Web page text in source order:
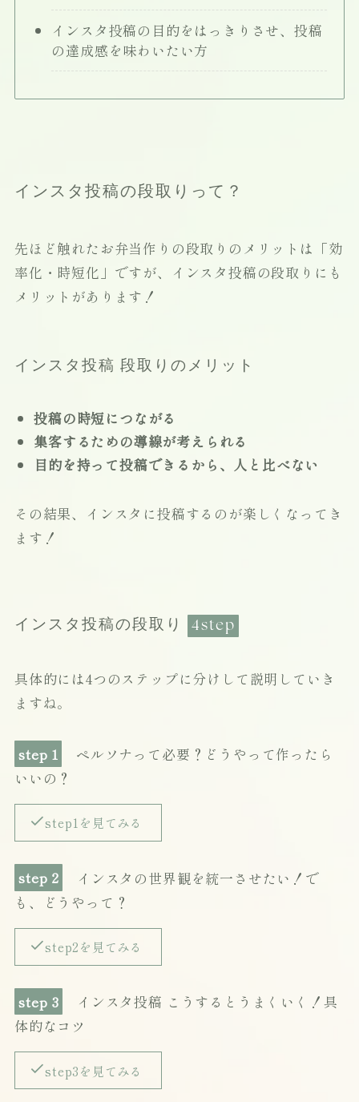
インスタ投稿の目的をはっきりさせ、投稿
の達成感を味わいたい方
インスタ投稿の段取りって？
先ほど触れたお弁当作りの段取りのメリットは「効
率化・時短化」ですが、インスタ投稿の段取りにも
メリットがあります！
インスタ投稿 段取りのメリット
投稿の時短につながる
集客するための導線が考えられる
目的を持って投稿できるから、人と比べない
その結果、インスタに投稿するのが楽しくなってき
ます！
インスタ投稿の段取り 4step
具体的には4つのステップに分けして説明していき
ますね。
step 1
ペルソナって必要？どうやって作ったら
いいの？
step1を見てみる
step 2
インスタの世界観を統一させたい！で
も、どうやって？
step2を見てみる
step 3
インスタ投稿 こうするとうまくいく！具
体的なコツ
step3を見てみる